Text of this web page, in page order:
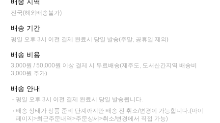
배송 지역
전국(해외배송불가)
배송 기간
평일 오후 3시 이전 결제 완료시 당일 발송(주말, 공휴일 제외)
배송 비용
3,000원 / 50,000원 이상 결제 시 무료배송(제주도, 도서산간지역 배송비
3,000원 추가)
배송 안내
평일 오후 3시 이전 결제 완료시 당일 발송됩니다.
배송 상태가 상품 준비 단계까지만 배송 전 취소/변경이 가능합니다.(마이
페이지>최근주문내역>주문상세>취소/변경에서 직접 가능)